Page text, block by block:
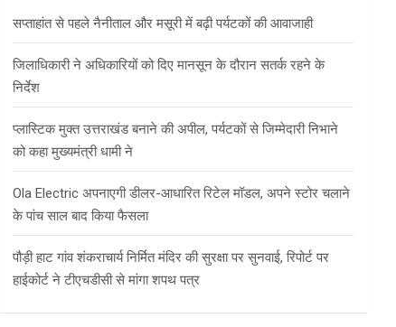
सप्ताहांत से पहले नैनीताल और मसूरी में बढ़ी पर्यटकों की आवाजाही
जिलाधिकारी ने अधिकारियों को दिए मानसून के दौरान सतर्क रहने के
निर्देश
प्लास्टिक मुक्त उत्तराखंड बनाने की अपील, पर्यटकों से जिम्मेदारी निभाने
को कहा मुख्यमंत्री धामी ने
Ola Electric अपनाएगी डीलर-आधारित रिटेल मॉडल, अपने स्टोर चलाने
के पांच साल बाद किया फैसला
पौड़ी हाट गांव शंकराचार्य निर्मित मंदिर की सुरक्षा पर सुनवाई, रिपोर्ट पर
हाईकोर्ट ने टीएचडीसी से मांगा शपथ पत्र